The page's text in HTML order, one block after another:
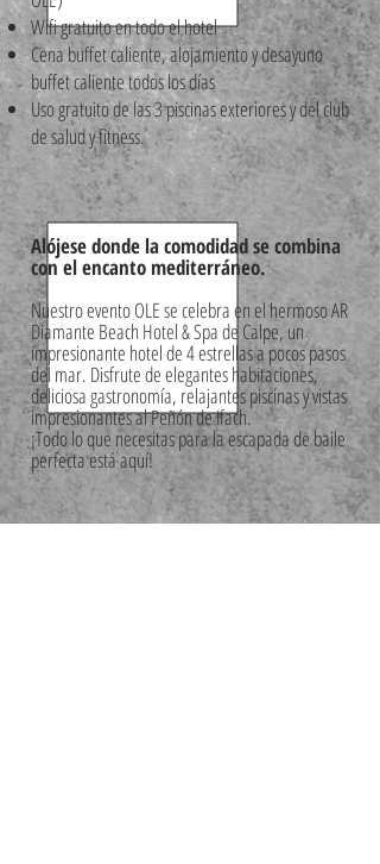
Wifi gratuito en todo el hotel
Cena buffet caliente, alojamiento y desayuno
buffet caliente todos los días
Uso gratuito de las 3 piscinas exteriores y del club
de salud y fitness.
Alójese donde la comodidad se combina
con el encanto mediterráneo.
Nuestro evento OLE se celebra en el hermoso AR
Diamante Beach Hotel & Spa de Calpe, un
impresionante hotel de 4 estrellas a pocos pasos
del mar. Disfrute de elegantes habitaciones,
deliciosa gastronomía, relajantes piscinas y vistas
impresionantes al Peñón de Ifach.
¡Todo lo que necesitas para la escapada de baile
perfecta está aquí!